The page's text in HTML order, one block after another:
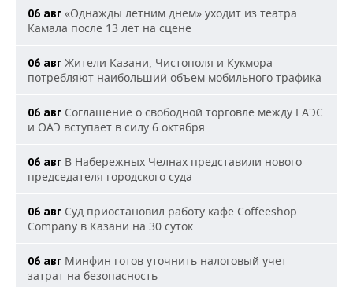
06 авг «Однажды летним днем» уходит из театра
Камала после 13 лет на сцене
06 авг Жители Казани, Чистополя и Кукмора
потребляют наибольший объем мобильного трафика
06 авг Соглашение о свободной торговле между ЕАЭС
и ОАЭ вступает в силу 6 октября
06 авг В Набережных Челнах представили нового
председателя городского суда
06 авг Суд приостановил работу кафе Coffeeshop
Company в Казани на 30 суток
06 авг Минфин готов уточнить налоговый учет
затрат на безопасность